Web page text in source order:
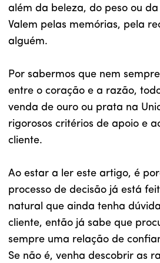
além da beleza, do peso ou
Valem pelas memórias, pela
alguém.
Por sabermos que nem
entre o coração e a razão,
venda de ouro ou prata na
rigorosos critérios de apoio e
cliente.
Ao estar a ler este artigo, é
processo de decisão já está
natural que ainda tenha
cliente, então já sabe que
sempre uma relação de
Se não é, venha descobrir as